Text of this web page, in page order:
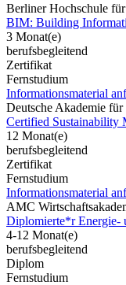
Berliner Hochschule
BIM: Building
3 Monat(e)
berufsbegleitend
Zertifikat
Fernstudium
Informationsmaterial
Deutsche Akademie für
Certified Sustainability
12 Monat(e)
berufsbegleitend
Zertifikat
Fernstudium
Informationsmaterial
AMC
Diplomierte*r Energie-
4-12 Monat(e)
berufsbegleitend
Diplom
Fernstudium